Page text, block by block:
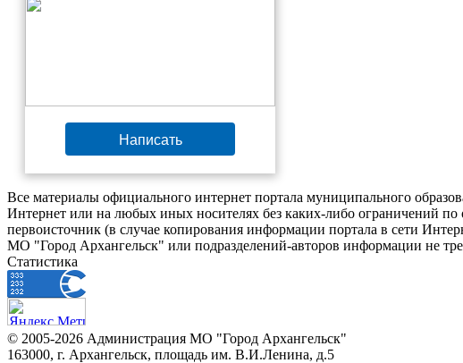
Написать
Все материалы официального интернет портала муниципального
Интернет или на любых иных носителях без каких-либо ограничений
первоисточник (в случае копирования информации портала в сети
МО "Город Архангельск" или подразделений-авторов информации не
Статистика
© 2005-2026 Администрация МО "Город Архангельск"
163000, г. Архангельск, площадь им. В.И.Ленина, д.5